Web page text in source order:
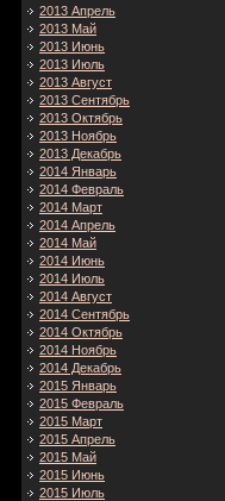
2013 Апрель
2013 Май
2013 Июнь
2013 Июль
2013 Август
2013 Сентябрь
2013 Октябрь
2013 Ноябрь
2013 Декабрь
2014 Январь
2014 Февраль
2014 Март
2014 Апрель
2014 Май
2014 Июнь
2014 Июль
2014 Август
2014 Сентябрь
2014 Октябрь
2014 Ноябрь
2014 Декабрь
2015 Январь
2015 Февраль
2015 Март
2015 Апрель
2015 Май
2015 Июнь
2015 Июль